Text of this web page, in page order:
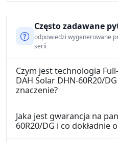
Często zadawane
odpowiedzi wygenerowane
serii
Czym jest technologia
DAH Solar DHN-60R20/
znaczenie?
Jaka jest gwarancja na
60R20/DG i co dokładnie